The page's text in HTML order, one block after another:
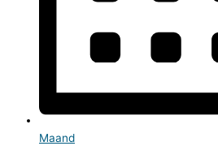
Maand